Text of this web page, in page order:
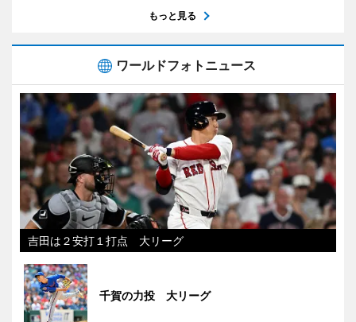
もっと見る
ワールドフォトニュース
吉田は２安打１打点 大リーグ
千賀の力投 大リーグ